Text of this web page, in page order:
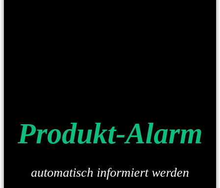
Produkt-Alarm
automatisch informiert werden